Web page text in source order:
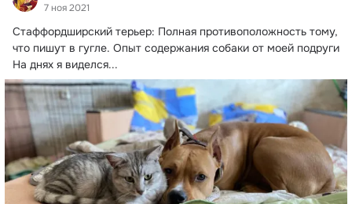
7 ноя 2021
Стаффордширский терьер: Полная противоположность тому,
что пишут в гугле. Опыт содержания собаки от моей подруги
На днях я виделся...